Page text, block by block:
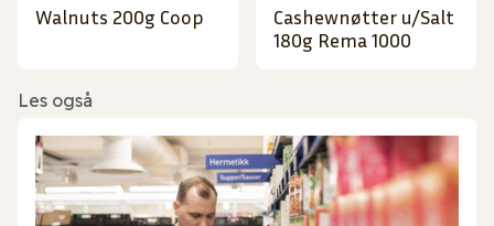
Walnuts 200g Coop
Cashewnøtter u/Salt
180g Rema 1000
Les også